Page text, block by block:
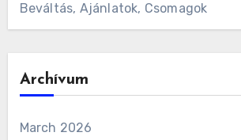
Beváltás, Ajánlatok, Csomagok
Archívum
March 2026